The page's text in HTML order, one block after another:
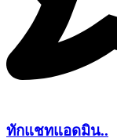
ทักแชทแอดมิน..